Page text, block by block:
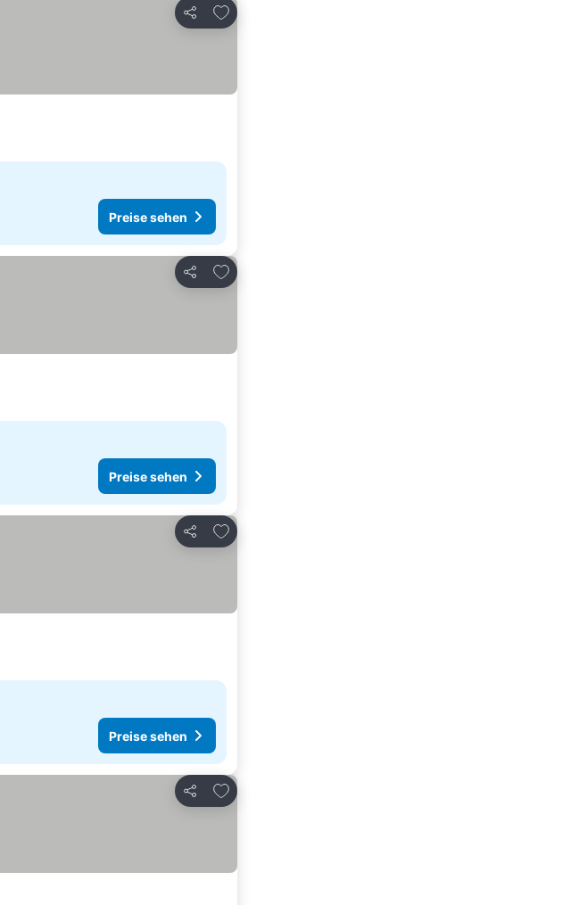
Teilen
Zu Favoriten hinzufügen
Preise sehen
Teilen
Zu Favoriten hinzufügen
Preise sehen
Teilen
Zu Favoriten hinzufügen
Preise sehen
Teilen
Zu Favoriten hinzufügen